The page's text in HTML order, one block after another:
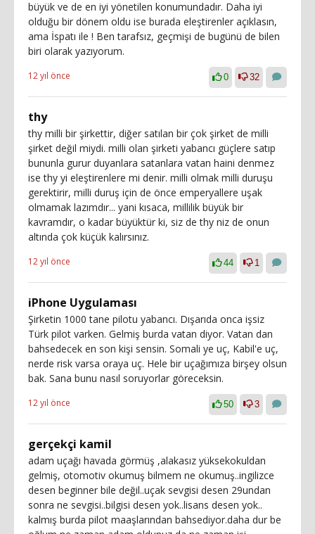
büyük ve de en iyi yönetilen konumundadır. Daha iyi
olduğu bir dönem oldu ise burada eleştirenler açıklasın,
ama İspatı ile ! Ben tarafsız, geçmişi de bugünü de bilen
biri olarak yazıyorum.
12 yıl önce 0 32
thy
thy milli bir şirkettir, diğer satılan bir çok şirket de milli
şirket değil miydi. milli olan şirketi yabancı güçlere satıp
bununla gurur duyanlara satanlara vatan haini denmez
ise thy yi eleştirenlere mi denir. milli olmak milli duruşu
gerektirir, milli duruş için de önce emperyallere uşak
olmamak lazımdır... yani kısaca, millilik büyük bir
kavramdır, o kadar büyüktür ki, siz de thy niz de onun
altında çok küçük kalırsınız.
12 yıl önce 44 1
iPhone Uygulaması
Şirketin 1000 tane pilotu yabancı. Dışarıda onca işsiz
Türk pilot varken. Gelmiş burda vatan diyor. Vatan dan
bahsedecek en son kişi sensin. Somali ye uç, Kabil'e uç,
nerde risk varsa oraya uç. Hele bir uçağımıza birşey olsun
bak. Sana bunu nasıl soruyorlar göreceksin.
12 yıl önce 50 3
gerçekçi kamil
adam uçağı havada görmüş ,alakasız yüksekokuldan
gelmiş, otomotiv okumuş bilmem ne okumuş..ingilizce
desen beginner bile değil..uçak sevgisi desen 29undan
sonra ne sevgisi..bilgisi desen yok..lisans desen yok..
kalmış burda pilot maaşlarından bahsediyor.daha dur be